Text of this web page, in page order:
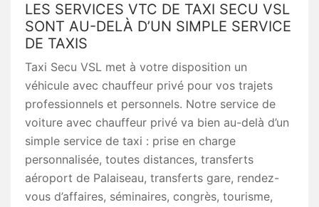
LES SERVICES VTC DE TAXI SECU VSL
SONT AU-DELÀ D’UN SIMPLE SERVICE
DE TAXIS
Taxi Secu VSL met à votre disposition un
véhicule avec chauffeur privé pour vos trajets
professionnels et personnels. Notre service de
voiture avec chauffeur privé va bien au-delà d’un
simple service de taxi : prise en charge
personnalisée, toutes distances, transferts
aéroport de Palaiseau, transferts gare, rendez-
vous d’affaires, séminaires, congrès, tourisme,